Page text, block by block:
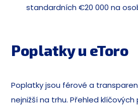
standardních €20 000 na
Poplatky u eToro
Poplatky jsou férové a
nejnižší na trhu. Přehled